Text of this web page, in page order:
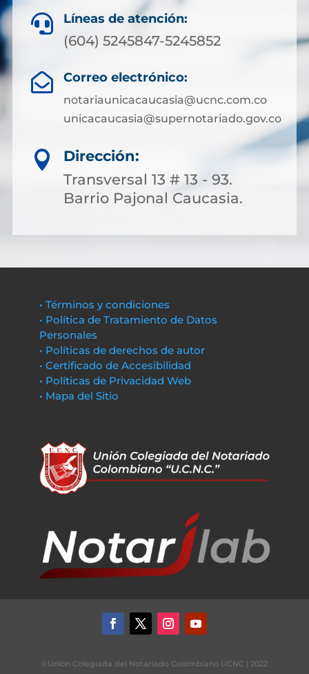
 Líneas de atención:
(604) 5245847-5245852
 Correo electrónico:
notariaunicacaucasia@ucnc.com.co
unicacaucasia@supernotariado.gov.co

Dirección:
Transversal 13 # 13 - 93.
Barrio Pajonal Caucasia.
• Términos y condiciones
• Política de Tratamiento de Datos
Personales
• Políticas de derechos de autor
• Certificado de Accesibilidad
• Políticas de Privacidad Web
• Mapa del Sitio
©Unión Colegiada del Notariado Colombiano UCNC | 2022